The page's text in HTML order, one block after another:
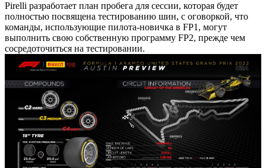
Pirelli разработает план пробега для сессии, которая будет
полностью посвящена тестированию шин, с оговоркой, что
команды, использующие пилота-новичка в FP1, могут
выполнить свою собственную программу FP2, прежде чем
сосредоточиться на тестировании.